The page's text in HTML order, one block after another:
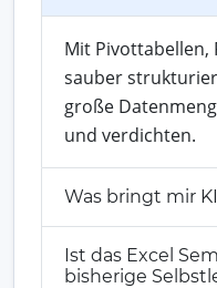
Mit Pivottabellen,
sauber
große
und verdichten.
Was bringt mir
Ist das Excel
bisherige